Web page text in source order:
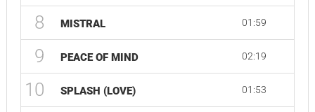
8 MISTRAL 01:59
9 PEACE OF MIND 02:19
10 SPLASH (LOVE) 01:53